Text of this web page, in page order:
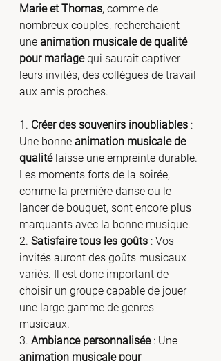
Marie et Thomas, comme de
nombreux couples, recherchaient
une animation musicale de qualité
pour mariage qui saurait captiver
leurs invités, des collègues de travail
aux amis proches.
1. Créer des souvenirs inoubliables :
Une bonne animation musicale de
qualité laisse une empreinte durable.
Les moments forts de la soirée,
comme la première danse ou le
lancer de bouquet, sont encore plus
marquants avec la bonne musique.
2. Satisfaire tous les goûts : Vos
invités auront des goûts musicaux
variés. Il est donc important de
choisir un groupe capable de jouer
une large gamme de genres
musicaux.
3. Ambiance personnalisée : Une
animation musicale pour